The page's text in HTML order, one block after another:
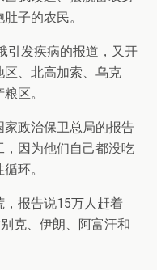
子的农民。
引发疾病的报道，又开
、北高加索、乌克
区。
政治保卫总局的报告
，因为他们自己都没吃
环。
报告说15万人赶着
克、伊朗、阿富汗和